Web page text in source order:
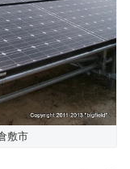
敷市